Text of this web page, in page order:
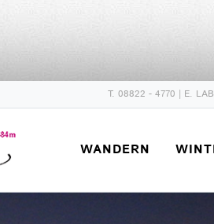
T. 08822 - 4770 | E.
WANDERN